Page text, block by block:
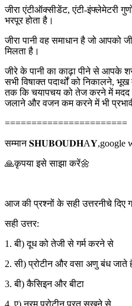
जीरा एंटीऑक्सीडेंट, एंटी-इंफ्लेमेटरी
भरपूर होता है।
जीरा पानी वह समाधान है जो आपको
मिलता है।
जीरे के पानी का काढ़ा पीने से आपके
सभी विषाक्त पदार्थों को निकालने, भूख
तक कि चयापचय को तेज करने में मदद
जलाने और वजन कम करने में भी
=======================
सम्मान 𝐒𝐇𝐔𝐁𝐎𝐔𝐃𝐇A𝐘,google
🙏कृपया इसे साझा करें🌼
आज की प्रश्नों के सही उत्तरनीचे दिए
सही उत्तर:
1. बी) दूध को तेजी से गर्म करने से
2. सी) प्रोटीन और वसा अणु बंध जाते
3. बी) कैसिइन और बीटा
4. ए) नरम प्रोटीन परत सूखने से